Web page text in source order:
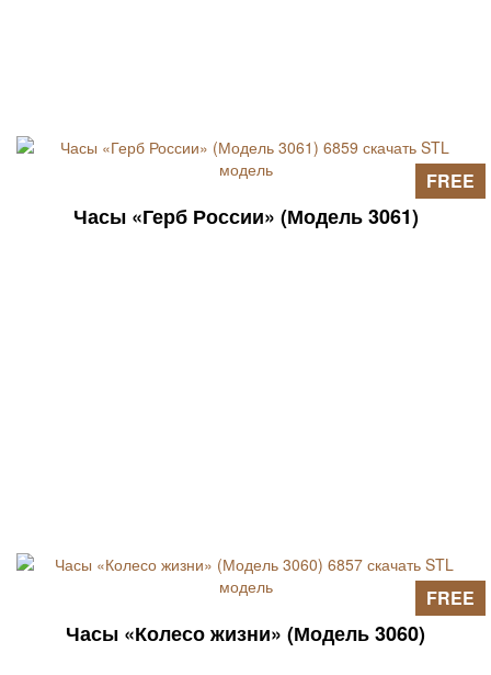
Часы «Герб России» (Модель 3061)
FREE
Часы «Колесо жизни» (Модель 3060)
FREE